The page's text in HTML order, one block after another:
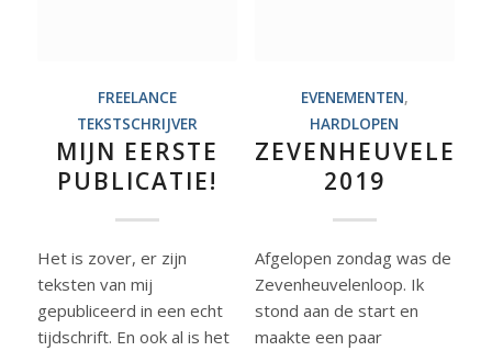
FREELANCE
TEKSTSCHRIJVER
MIJN EERSTE
PUBLICATIE!
Het is zover, er zijn
teksten van mij
gepubliceerd in een echt
tijdschrift. En ook al is het
EVENEMENTEN,
HARDLOPEN
2019
Afgelopen zondag was de
Zevenheuvelenloop. Ik
stond aan de start en
maakte een paar